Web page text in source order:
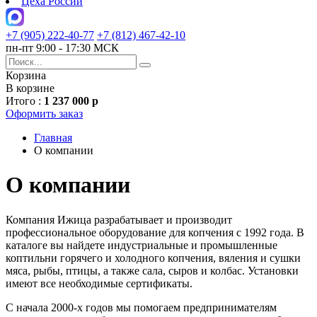
+7 (905) 222-40-77 +7 (812) 467-42-10
пн-пт 9:00 - 17:30 МСК
Корзина
В корзине
Итого : 1 237 000 р
Оформить заказ
Главная
О компании
О компании
Компания Ижица разрабатывает и производит
профессиональное оборудование для копчения с 1992 года. В
каталоге вы найдете индустриальные и промышленные
коптильни горячего и холодного копчения, вяления и сушки
мяса, рыбы, птицы, а также сала, сыров и колбас. Установки
имеют все необходимые сертификаты.
С начала 2000-х годов мы помогаем предпринимателям